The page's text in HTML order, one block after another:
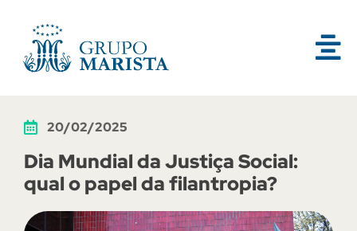
20/02/2025
Dia Mundial da Justiça Social:
qual o papel da filantropia?